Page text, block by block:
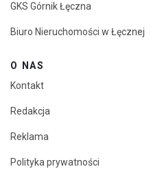
GKS Górnik Łęczna
Biuro Nieruchomości w Łęcznej
O NAS
Kontakt
Redakcja
Reklama
Polityka prywatności